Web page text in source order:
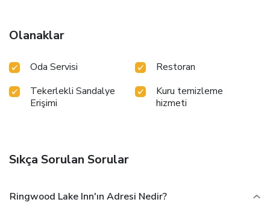
Olanaklar
Oda Servisi
Restoran
Tekerlekli Sandalye
Erişimi
Kuru temizleme
hizmeti
Sıkça Sorulan Sorular
Ringwood Lake Inn'ın Adresi Nedir?